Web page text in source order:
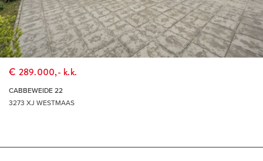
€ 289.000,- k.k.
CABBEWEIDE 22
3273 XJ WESTMAAS